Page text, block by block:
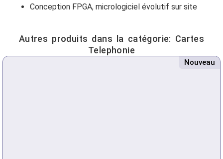
Conception FPGA, micrologiciel évolutif sur site
Autres produits dans la catégorie: Cartes
Telephonie
Nouveau